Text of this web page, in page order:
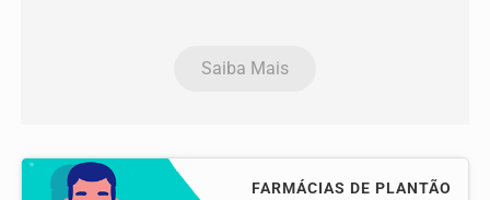
Saiba Mais
FARMÁCIAS DE PLANTÃO